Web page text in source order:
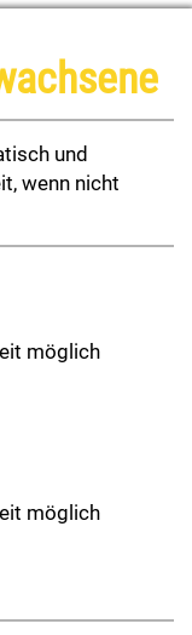
und
wenn nicht
möglich
möglich